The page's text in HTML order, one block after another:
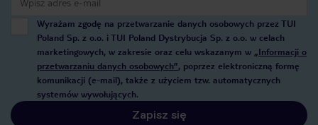
Wyrażam zgodę na przetwarzanie danych osobowych przez TUI
Poland Sp. z o.o. i TUI Poland Dystrybucja Sp. z o.o. w celach
marketingowych, w zakresie oraz celu wskazanym w „Informacji o
przetwarzaniu danych osobowych”, poprzez elektroniczną formę
komunikacji (e-mail), także z użyciem tzw. automatycznych
systemów wywołujących.
Zapisz się